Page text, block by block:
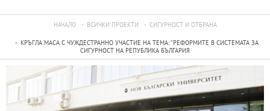
НАЧАЛО ВСИЧКИ ПРОЕКТИ СИГУРНОСТ И ОТБРАНА
КРЪГЛА МАСА С ЧУЖДЕСТРАННО УЧАСТИЕ НА ТЕМА: “РЕФОРМИТЕ В СИСТЕМАТА ЗА
СИГУРНОСТ НА РЕПУБЛИКА БЪЛГАРИЯ